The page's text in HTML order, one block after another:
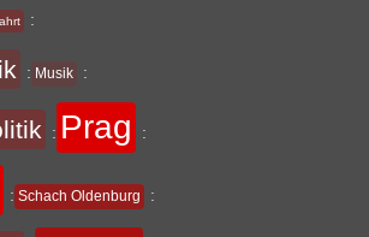
:
: Musik :
: Prag :
: Schach Oldenburg :